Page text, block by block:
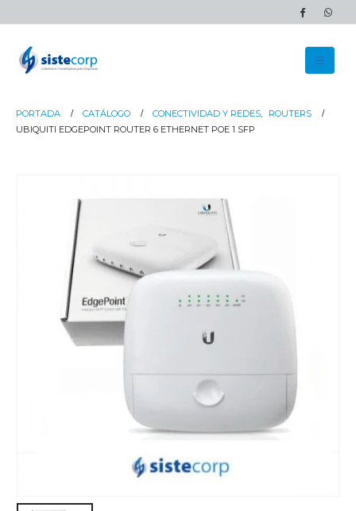
PORTADA CATÁLOGO CONECTIVIDAD Y REDES,
ROUTERS
UBIQUITI EDGEPOINT ROUTER 6 ETHERNET POE 1 SFP